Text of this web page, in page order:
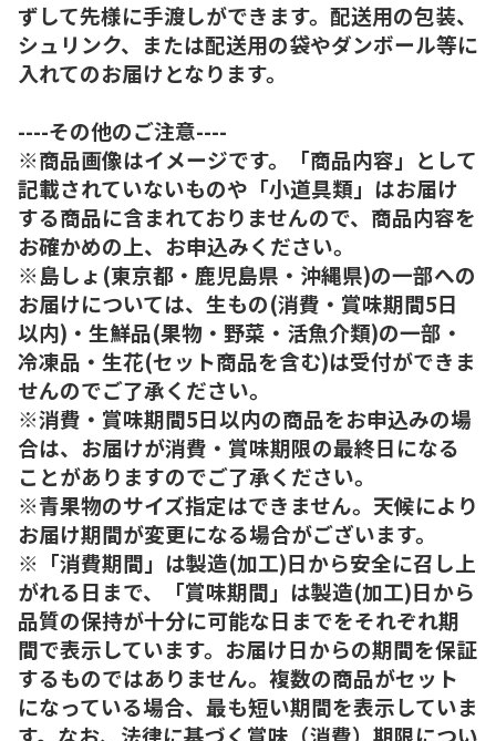
ずして先様に手渡しができます。配送用の包装、
シュリンク、または配送用の袋やダンボール等に
入れてのお届けとなります。
----その他のご注意----
※商品画像はイメージです。「商品内容」として
記載されていないものや「小道具類」はお届け
する商品に含まれておりませんので、商品内容を
お確かめの上、お申込みください。
※島しょ(東京都・鹿児島県・沖縄県)の一部への
お届けについては、生もの(消費・賞味期間5日
以内)・生鮮品(果物・野菜・活魚介類)の一部・
冷凍品・生花(セット商品を含む)は受付ができま
せんのでご了承ください。
※消費・賞味期間5日以内の商品をお申込みの場
合は、お届けが消費・賞味期限の最終日になる
ことがありますのでご了承ください。
※青果物のサイズ指定はできません。天候により
お届け期間が変更になる場合がございます。
※「消費期間」は製造(加工)日から安全に召し上
がれる日まで、「賞味期間」は製造(加工)日から
品質の保持が十分に可能な日までをそれぞれ期
間で表示しています。お届け日からの期間を保証
するものではありません。複数の商品がセット
になっている場合、最も短い期間を表示していま
す。なお、法律に基づく賞味（消費）期限につい